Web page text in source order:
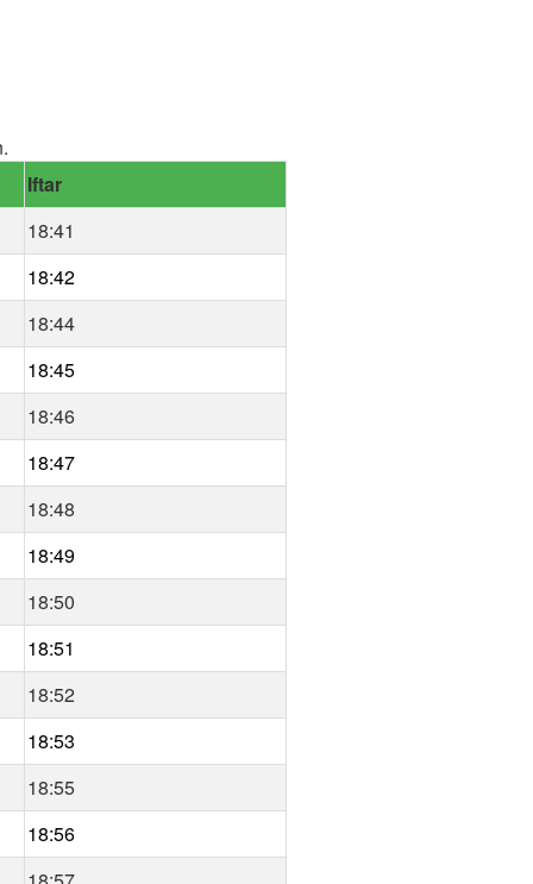
Iftar
18:41
18:42
18:44
18:45
18:46
18:47
18:48
18:49
18:50
18:51
18:52
18:53
18:55
18:56